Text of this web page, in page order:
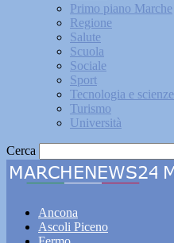
Primo piano Marche
Regione
Salute
Scuola
Sociale
Sport
Tecnologia e scienze
Turismo
Università
Cerca
Ancona
Ascoli Piceno